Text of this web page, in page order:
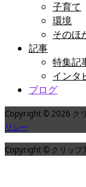
子育て
環境
そのほ
記事
特集記
インタ
ブログ
Copyright © 2026 ク
リシー
Copyright © クリップ